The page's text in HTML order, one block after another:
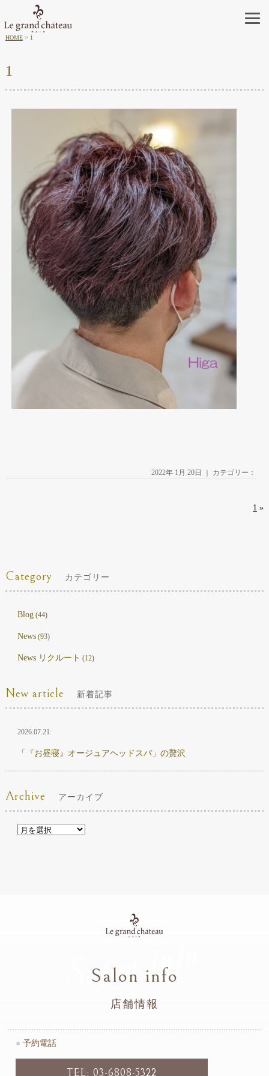
HOME 1
1
2022年 1月 20日 ｜ カテゴリー：
1 »
Category カテゴリー
Blog(44)
News(93)
News リクルート (12)
New article 新着記事
2026.07.21:
「『お昼寝』オージュアヘッドスパ」の贅沢
Archive アーカイブ
Salon info
Salon info
店舗情報
● 予約電話
TEL: 03-6808-5322